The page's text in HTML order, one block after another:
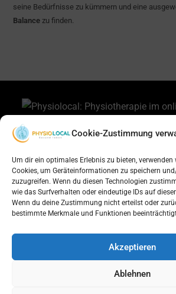
Cookie-Zustimmung
Um dir ein optimales Erlebnis zu bieten, verwenden
Cookies, um Geräteinformationen zu speichern
zuzugreifen. Wenn du diesen Technologien
wie das Surfverhalten oder eindeutige IDs auf
Wenn du deine Zustimmung nicht erteilst oder
bestimmte Merkmale und Funktionen
Akzeptieren
Ablehnen
seine Bedürfnisse zu kümmern und eine
Balance zu finden.